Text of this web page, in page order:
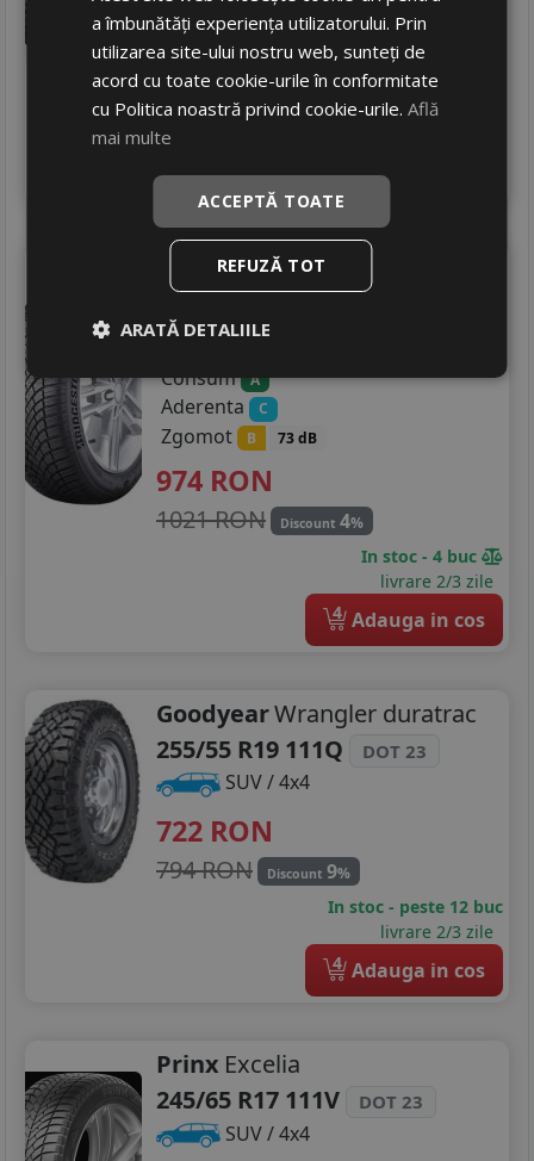
575RON
712 RON Discount19%
In stoc - 12 buc
Adauga in cos
Bridgestone Blizzak lm005
255/55 R19 111H
Turisme
Consum A
Aderenta C
Zgomot B 73 dB
974 RON
1021 RON Discount 4%
In stoc - 4 buc
livrare 2/3 zile
4 Adauga in cos
GoodyearWrangler duratrac
255/55 R19 111Q
DOT 23
SUV / 4x4
722 RON
794 RON Discount 9%
In stoc - peste 12 buc
livrare 2/3 zile
4 Adauga in cos
Prinx Excelia
245/65 R17 111V
DOT 23
SUV / 4x4
a îmbunătăți experiența utilizatorului. Prin
utilizarea site-ului nostru web, sunteți de
acord cu toate cookie-urile în conformitate
cu Politica noastră privind cookie-urile.Află
mai multe
ACCEPTĂ TOATE
REFUZĂ TOT
ARATĂ DETALIILE